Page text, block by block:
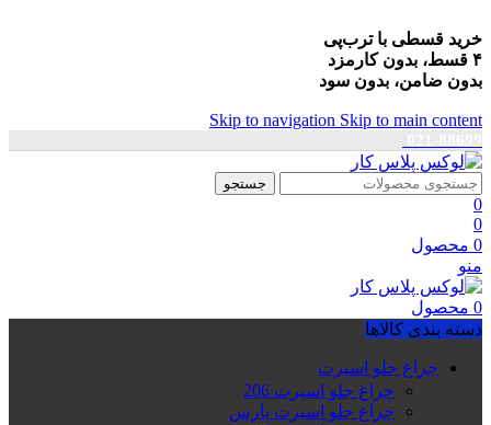
خرید قسطی با ترب‌پی
۴ قسط، بدون کارمزد
بدون ضامن، بدون سود
Skip to navigation Skip to main content
جستجو
0
0
0 محصول
منو
0 محصول
دسته بندی کالاها
چراغ جلو اسپرت
چراغ جلو اسپرت 206
چراغ جلو اسپرت پارس